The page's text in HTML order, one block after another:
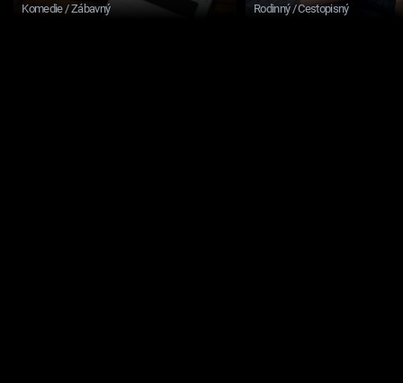
Komedie / Zábavný Rodinný / Cestopisný